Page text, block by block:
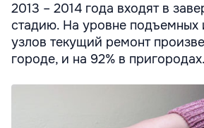
2013 – 2014 года входят в
стадию. На уровне
узлов текущий ремонт
городе, и на 92% в пригородах.